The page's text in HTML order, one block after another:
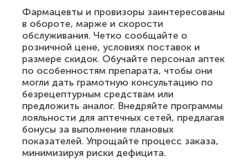
Фармацевты и провизоры заинтересованы
в обороте, марже и скорости
обслуживания. Четко сообщайте о
розничной цене, условиях поставок и
размере скидок. Обучайте персонал аптек
по особенностям препарата, чтобы они
могли дать грамотную консультацию по
безрецептурным средствам или
предложить аналог. Внедряйте программы
лояльности для аптечных сетей, предлагая
бонусы за выполнение плановых
показателей. Упрощайте процесс заказа,
минимизируя риски дефицита.